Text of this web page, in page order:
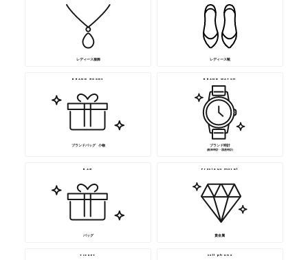
レディース服飾 レディース靴
BRAND GOODS
ブランドバッグ･ 小物
BRAND WATCH
ブランド時計
(舶来時計・国産時計)
BAG
バッグ
Precious metal
貴金属
TICKET cell phone